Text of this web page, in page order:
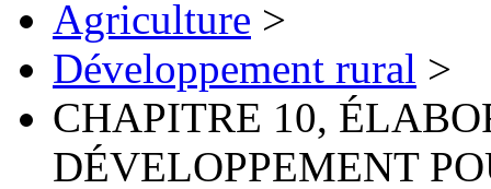
Agriculture >
Développement rural >
CHAPITRE 10,
DÉVELOPPEMENT